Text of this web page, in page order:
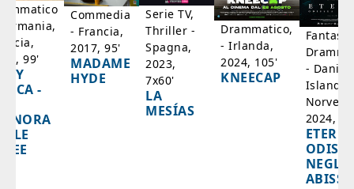
99'
-
Commedia
- Francia,
2017, 95'
MADAME
HYDE
Serie TV,
Thriller -
Spagna,
2023,
7x60'
LA
MESÍAS
Drammatico,
- Irlanda,
2024, 105'
KNEECAP
-
Islanda,
2024,
NEGLI
ABISSI